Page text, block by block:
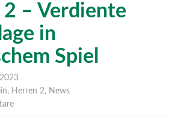
2 – Verdiente
in
Spiel
, Herren 2, News